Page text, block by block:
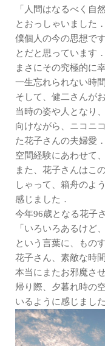
「人間はなるべく自
とおっしゃいました．
僕個人の今の思想で
とだと思っています．
まさにその究極的に
一生忘れられない時
そして、健二さんが
当時の姿や人となり
向けながら、ニコニ
た花子さんの夫婦愛．
空間経験にあわせて
また、花子さんはこ
しゃって、箱舟のよ
感じました．
今年96歳となる花子
「いろいろあるけど
という言葉に、もの
花子さん、素敵な時
本当にまたお邪魔さ
帰り際、夕暮れ時の
いるように感じました